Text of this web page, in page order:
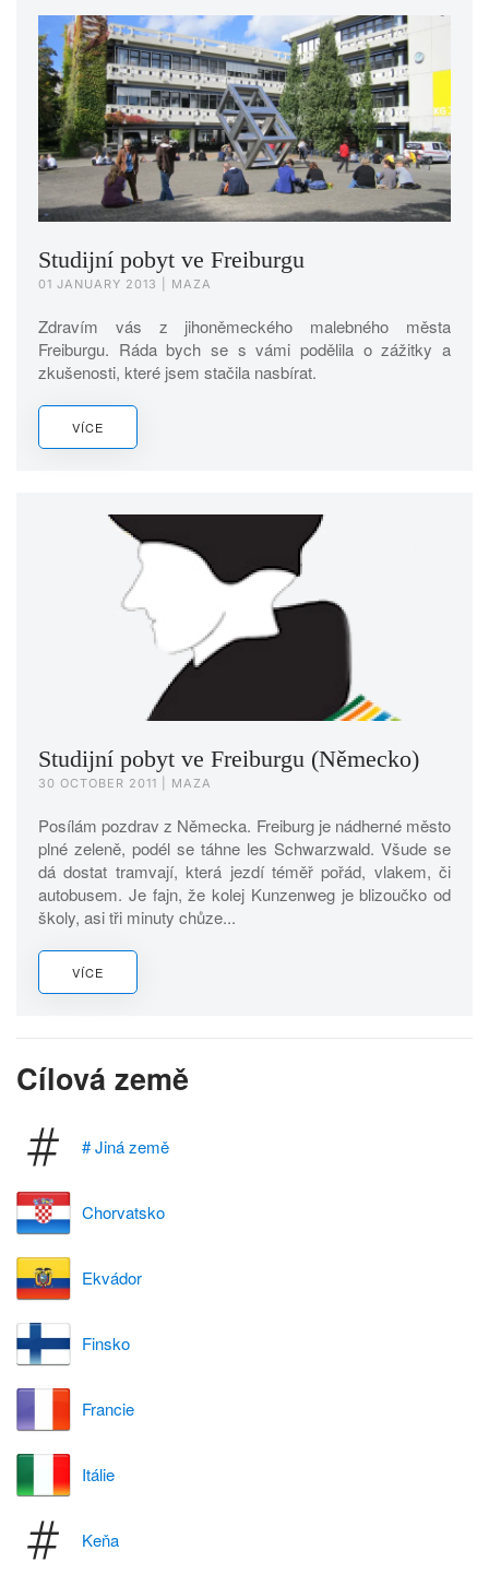
Studijní pobyt ve Freiburgu
01 JANUARY 2013 | MAZA
Zdravím vás z jihoněmeckého malebného města
Freiburgu. Ráda bych se s vámi podělila o zážitky a
zkušenosti, které jsem stačila nasbírat.
VÍCE
Studijní pobyt ve Freiburgu (Německo)
30 OCTOBER 2011 | MAZA
Posílám pozdrav z Německa. Freiburg je nádherné město
plné zeleně, podél se táhne les Schwarzwald. Všude se
dá dostat tramvají, která jezdí téměř pořád, vlakem, či
autobusem. Je fajn, že kolej Kunzenweg je blizoučko od
školy, asi tři minuty chůze...
VÍCE
Cílová země
# Jiná země
Chorvatsko
Ekvádor
Finsko
Francie
Itálie
Keňa